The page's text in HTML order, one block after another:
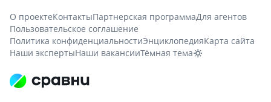
О проектеКонтактыПартнерская программаДля агентов
Пользовательское соглашение
Политика конфиденциальностиЭнциклопедияКарта сайта
Наши экспертыНаши вакансииТёмная тема